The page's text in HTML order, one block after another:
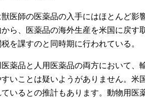
医師の医薬品の入手にはほとんど
ら、医薬品の海外生産を米国に戻
を課すのと同時期に行われている。
薬品と人用医薬品の両方において
いことは疑いようがありません。米
いるとの推計もあります。動物用医